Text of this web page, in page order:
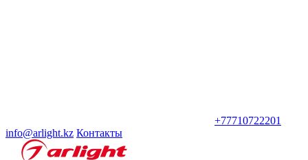
+77710722201
info@arlight.kz Контакты